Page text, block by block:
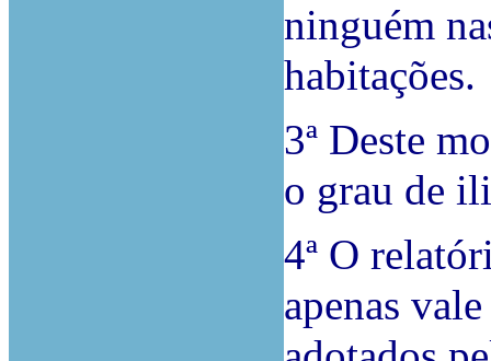
ninguém
habitações.
3ª Deste
o grau de
4ª O
apenas